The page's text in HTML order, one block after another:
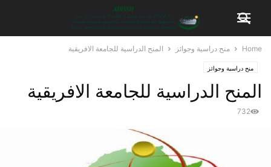
Home منح دراسية وجوائز المنح الدراسية للجامعة الافريقية
منح دراسية وجوائز
المنح الدراسية للجامعة الافريقية
732